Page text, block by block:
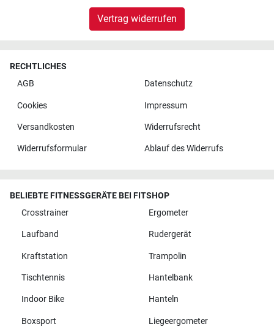
Vertrag widerrufen
RECHTLICHES
AGB
Datenschutz
Cookies Impressum
Versandkosten Widerrufsrecht
Widerrufsformular Ablauf des Widerrufs
BELIEBTE FITNESSGERÄTE BEI FITSHOP
Crosstrainer
Ergometer
Laufband Rudergerät
Kraftstation Trampolin
Tischtennis Hantelbank
Indoor Bike Hanteln
Boxsport Liegeergometer